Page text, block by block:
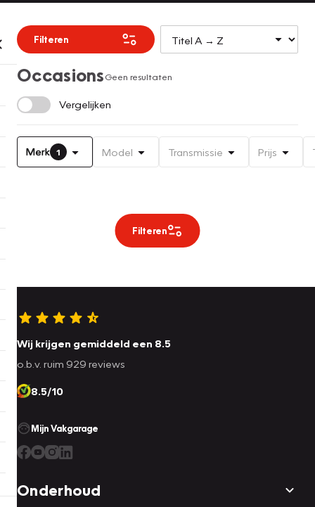
Filteren
OccasionsGeen resultaten
Vergelijken
Merk 1 Model Transmissie Prijs
Filteren
Wij krijgen gemiddeld een 8.5
o.b.v. ruim 929 reviews
8.5/10
Mijn Vakgarage
Onderhoud